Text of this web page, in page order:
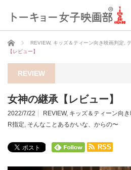
ホーム REVIEW, キッズ＆ティーン向き映画判定
【レビュー】
REVIEW
女神の継承【レビュー】
2022/7/22 REVIEW, キッズ＆ティーン向
R指定, そんなことあるかいな、からの〜
RSS